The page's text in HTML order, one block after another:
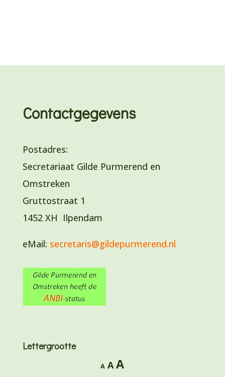
Contactgegevens
Postadres:
Secretariaat Gilde Purmerend en
Omstreken
Gruttostraat 1
1452 XH Ilpendam
eMail: secretaris@gildepurmerend.nl
Lettergrootte
A Lettertype
ALettertype
ALettertype